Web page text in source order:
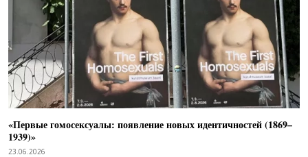
«Первые гомосексуалы: появление новых идентичностей (1869–
1939)»
23.06.2026